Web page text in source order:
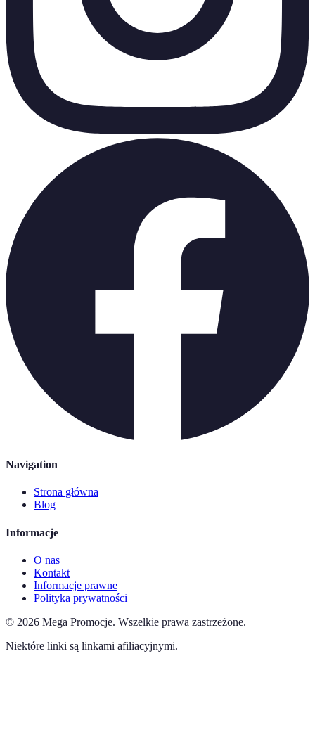
Navigation
Strona główna
Blog
Informacje
O nas
Kontakt
Informacje prawne
Polityka prywatności
© 2026 Mega Promocje. Wszelkie prawa zastrzeżone.
Niektóre linki są linkami afiliacyjnymi.